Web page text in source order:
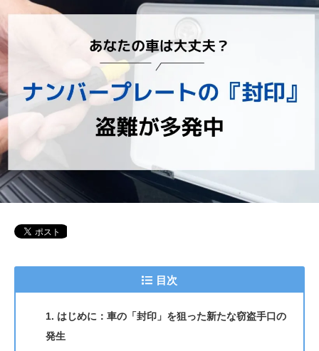
目次
1. はじめに：車の「封印」を狙った新たな窃盗手口の
発生